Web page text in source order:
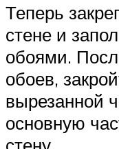
Теперь
стене и
обоями.
обоев,
вырезанной
основную